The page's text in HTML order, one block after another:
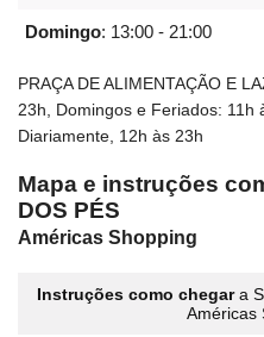
Domingo: 13:00 - 21:00
PRAÇA DE ALIMENTAÇÃO E
23h, Domingos e Feriados: 11h
Diariamente, 12h às 23h
Mapa e instruções
DOS PÉS
Américas Shopping
Instruções como chegara
Américas